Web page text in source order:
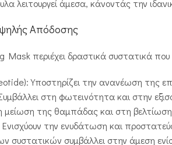
λειτουργεί άμεσα, κάνοντάς την
Απόδοσης
Mask περιέχει δραστικά συστατικά
Υποστηρίζει την ανανέωση της
στη φωτεινότητα και στην
της θαμπάδας και στη
Ενισχύουν την ενυδάτωση και
συμβάλλει στην άμεση